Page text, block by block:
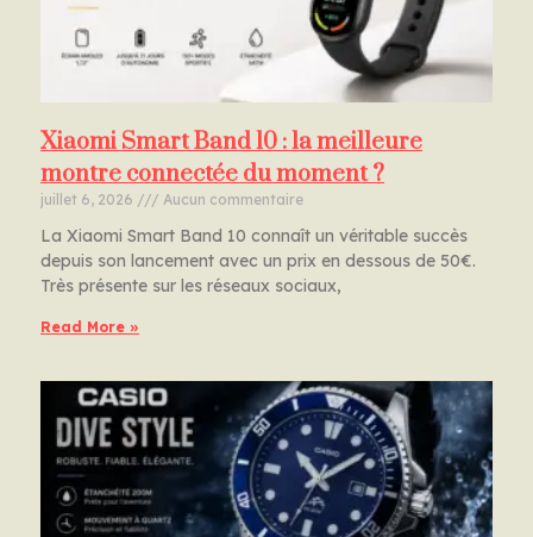
Xiaomi Smart Band 10 : la meilleure
montre connectée du moment ?
juillet 6, 2026 Aucun commentaire
La Xiaomi Smart Band 10 connaît un véritable succès
depuis son lancement avec un prix en dessous de 50€.
Très présente sur les réseaux sociaux,
Read More »